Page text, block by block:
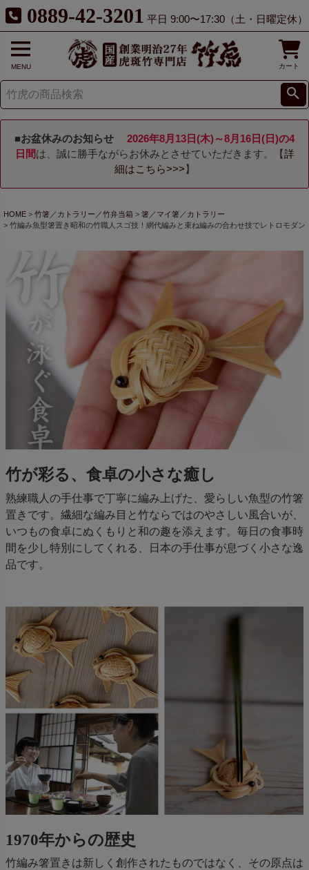
0889-42-3201 平日 9:00〜17:30（土・日曜定休）
MENU カート
■お盆休みのお知らせ
2026年8月13日(木)～8月16日(日)の4
日間は、誠に勝手ながらお休みとさせていただきます。【詳
細はこちら>>> 】
HOME 竹箸／カトラリー／竹弁当箱
箸／マイ箸／カトラリー
竹編み魚型箸置き昭和の竹職人スゴ技！網代編みと束ね編みの合わせ技でレトロモダン
竹が彩る、食卓の小さな癒し
熟練職人の手仕事で丁寧に編み上げた、愛らしい魚型の竹箸
置きです。繊細な編み目と竹ならではのやさしい風合いが、
いつもの食卓にぬくもりと和の趣を添えます。毎日の食事時
間を少し特別にしてくれる、日本の手仕事が息づく小さな逸
品です。
1970年からの歴史
竹編み箸置きは新しく創作されたものではなく、その原点は